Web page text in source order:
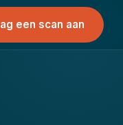
een scan aan